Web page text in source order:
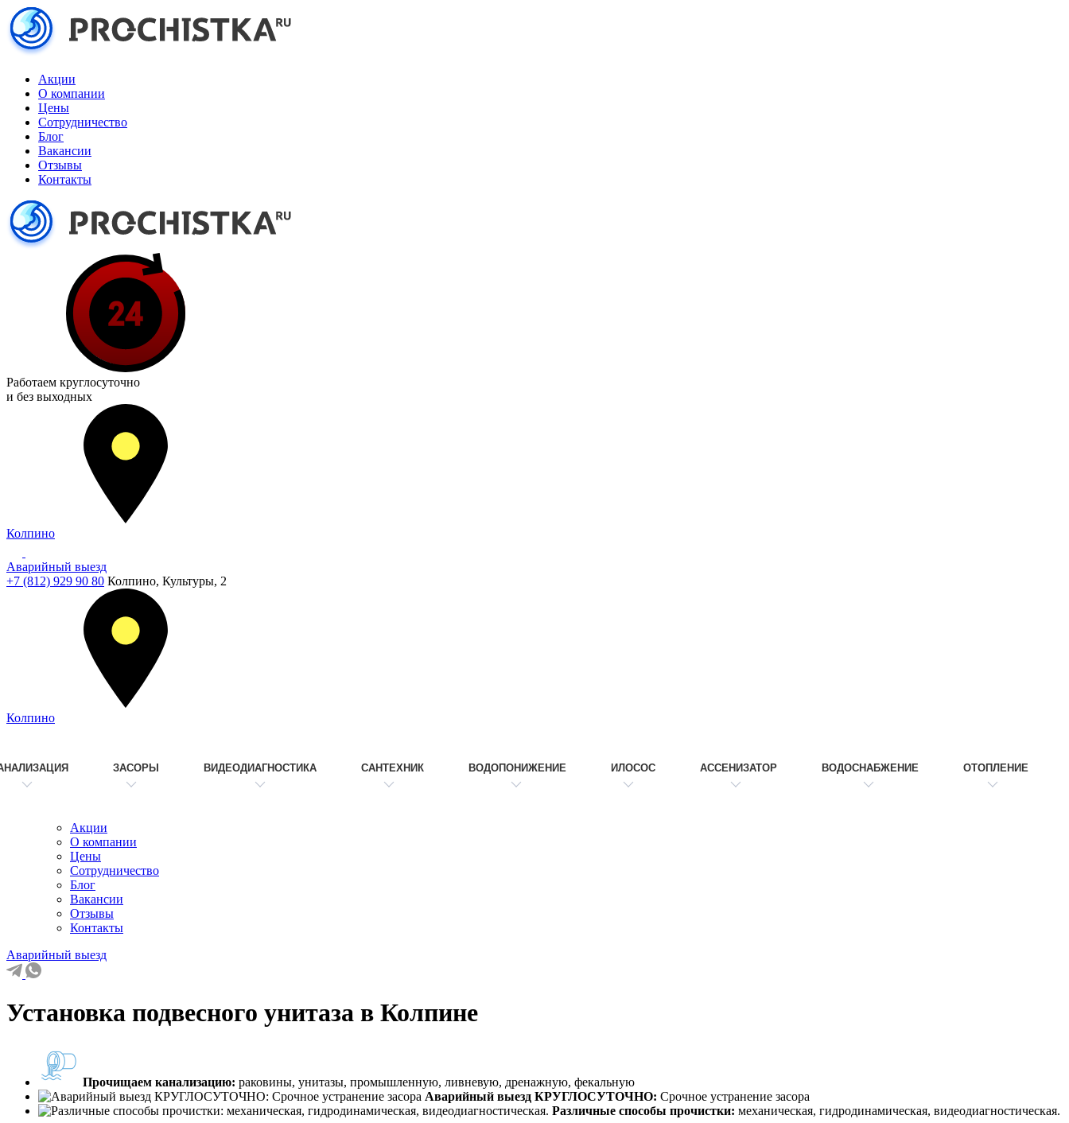
Акции
О компании
Цены
Сотрудничество
Блог
Вакансии
Отзывы
Контакты
Работаем круглосуточно
и без выходных
Колпино
Аварийный выезд
+7 (812) 929 90 80 Колпино, Культуры, 2
Колпино
ЗАСОРЫ ВИДЕОДИАГНОСТИКА САНТЕХНИК ВОДОПОНИЖЕНИЕ ИЛОСОС АССЕНИЗАТОР ВОДОСНАБЖЕНИЕ ОТОПЛЕНИЕ
Акции
О компании
Цены
Сотрудничество
Блог
Вакансии
Отзывы
Контакты
Аварийный выезд
Установка подвесного унитаза в Колпине
Прочищаем канализацию: раковины, унитазы, промышленную, ливневую, дренажную, фекальную
Аварийный выезд КРУГЛОСУТОЧНО: Срочное устранение засора
Различные способы прочистки: механическая, гидродинамическая, видеодиагностическая.